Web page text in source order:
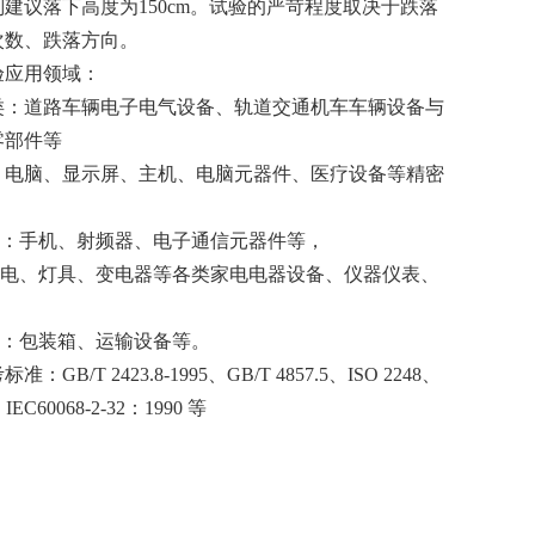
议落下高度为150cm。试验的严苛程度取决于跌落
、跌落方向。
用领域：
：道路车辆电子电气设备、轨道交通机车车辆设备与
部件等
电脑、显示屏、主机、电脑元器件、医疗设备等精密
手机、射频器、电子通信元器件等，
、灯具、变电器等各类家电电器设备、仪器仪表、
包装箱、运输设备等。
准： GB/T 2423.8-1995、GB/T 4857.5、ISO 2248、
2-32：1990 等